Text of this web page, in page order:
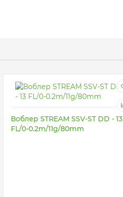
Воблер STREAM SSV-ST DD - 13
FL/0-0.2m/11g/80mm